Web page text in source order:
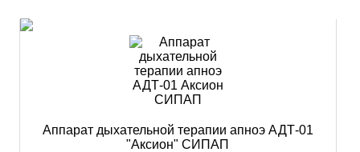
Аппарат дыхательной терапии апноэ АДТ-01
"Аксион" СИПАП